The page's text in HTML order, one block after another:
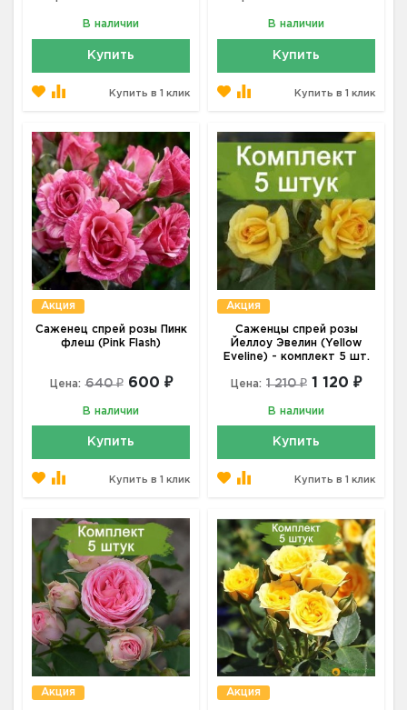
В наличии
Купить
Купить в 1 клик
В наличии
Купить
Купить в 1 клик
Акция
Саженец спрей розы Пинк
флеш (Pink Flash)
Цена: 640 ₽ 600 ₽
В наличии
Купить
Купить в 1 клик
Акция
Саженцы спрей розы
Йеллоу Эвелин (Yellow
Eveline) - комплект 5 шт.
Цена: 1 210 ₽ 1 120 ₽
В наличии
Купить
Купить в 1 клик
Акция Акция